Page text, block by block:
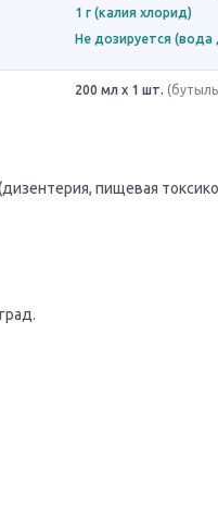
1 г (калия хлорид)
Не дозируется (вода
200 мл x 1 шт.
пищевая